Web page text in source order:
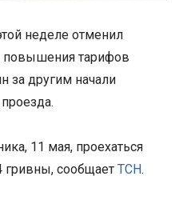
неделе отменил
повышения тарифов
за другим начали
11 мая, проехаться
гривны, сообщает ТСН.